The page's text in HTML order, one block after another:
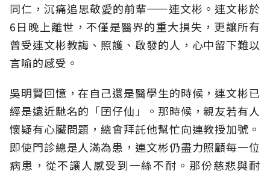
同仁，沉痛追思敬愛的前輩——連文彬。連文彬於
6日晚上離世，不僅是醫界的重大損失，更讓所有
曾受連文彬教誨、照護、啟發的人，心中留下難以
言喻的感受。
吳明賢回憶，在自己還是醫學生的時候，連文彬已
經是遠近馳名的「囝仔仙」。那時候，親友若有人
懷疑有心臟問題，總會拜託他幫忙向連教授加號。
即使門診總是人滿為患，連文彬仍盡力照顧每一位
病患，從不讓人感受到一絲不耐。那份慈悲與耐